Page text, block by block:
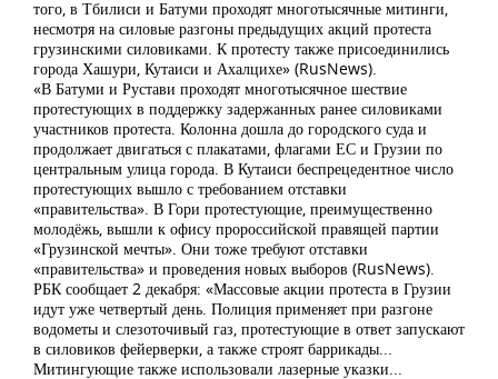
того, в Тбилиси и Батуми проходят многотысячные митинги,
несмотря на силовые разгоны предыдущих акций протеста
грузинскими силовиками. К протесту также присоединились
города Хашури, Кутаиси и Ахалцихе» (RusNews).
«В Батуми и Рустави проходят многотысячное шествие
протестующих в поддержку задержанных ранее силовиками
участников протеста. Колонна дошла до городского суда и
продолжает двигаться с плакатами, флагами ЕС и Грузии по
центральным улица города. В Кутаиси беспрецедентное число
протестующих вышло с требованием отставки
«правительства». В Гори протестующие, преимущественно
молодёжь, вышли к офису пророссийской правящей партии
«Грузинской мечты». Они тоже требуют отставки
«правительства» и проведения новых выборов (RusNews).
РБК сообщает 2 декабря: «Массовые акции протеста в Грузии
идут уже четвертый день. Полиция применяет при разгоне
водометы и слезоточивый газ, протестующие в ответ запускают
в силовиков фейерверки, а также строят баррикады...
Митингующие также использовали лазерные указки...